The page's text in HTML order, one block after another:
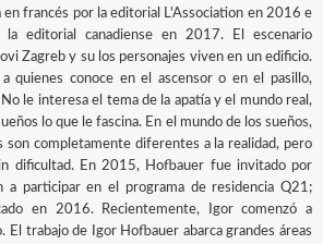
francés por la editorial L'Association en 2016 e
la editorial canadiense en 2017. El escenario
Zagreb y su los personajes viven en un edificio.
quienes conoce en el ascensor o en el pasillo,
le interesa el tema de la apatía y el mundo real,
lo que le fascina. En el mundo de los sueños,
son completamente diferentes a la realidad, pero
dificultad. En 2015, Hofbauer fue invitado por
a participar en el programa de residencia Q21;
en 2016. Recientemente, Igor comenzó a
El trabajo de Igor Hofbauer abarca grandes áreas